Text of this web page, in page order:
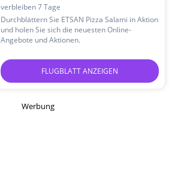
verbleiben 7 Tage
Durchblättern Sie ETSAN Pizza Salami in Aktion
und holen Sie sich die neuesten Online-
Angebote und Aktionen.
FLUGBLATT ANZEIGEN
Werbung